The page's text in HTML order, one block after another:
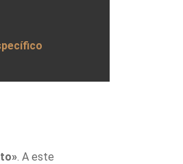
. A este